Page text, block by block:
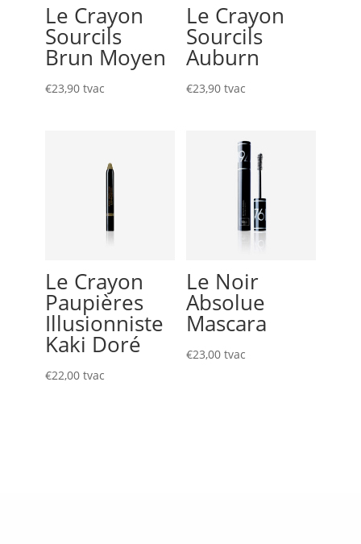
Le Crayon
Sourcils
Brun Moyen
€23,90 tvac
Le Crayon
Sourcils
Auburn
€23,90 tvac
Le Crayon
Paupières
Illusionniste
Kaki Doré
€22,00 tvac
Le Noir
Absolue
Mascara
€23,00 tvac